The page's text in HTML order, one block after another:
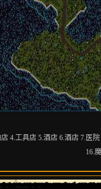
4.工具店 5.酒店 6.酒店 7.医
16.